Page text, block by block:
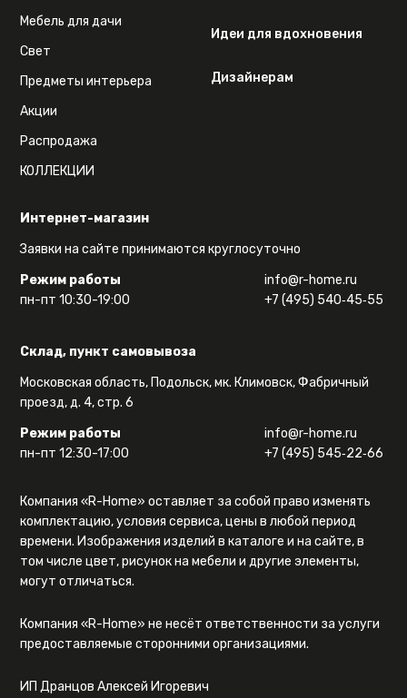
Интернет-магазин
Заявки на сайте принимаются круглосуточно
Режим работы
пн-пт 10:30-19:00
info@r-home.ru
+7 (495) 540‑45‑55
Склад, пункт самовывоза
Московская область, Подольск, мк. Климовск, Фабричный
проезд, д. 4, стр. 6
Режим работы
пн-пт 12:30-17:00
info@r-home.ru
+7 (495) 545‑22‑66
Мебель для дачи
Свет
Предметы интерьера
Акции
Распродажа
КОЛЛЕКЦИИ
Идеи для вдохновения
Дизайнерам
Компания «R-Home» оставляет за собой право изменять
комплектацию, условия сервиса, цены в любой период
времени. Изображения изделий в каталоге и на сайте, в
том числе цвет, рисунок на мебели и другие элементы,
могут отличаться.
Компания «R-Home» не несёт ответственности за услуги
предоставляемые сторонними организациями.
ИП Дранцов Алексей Игоревич